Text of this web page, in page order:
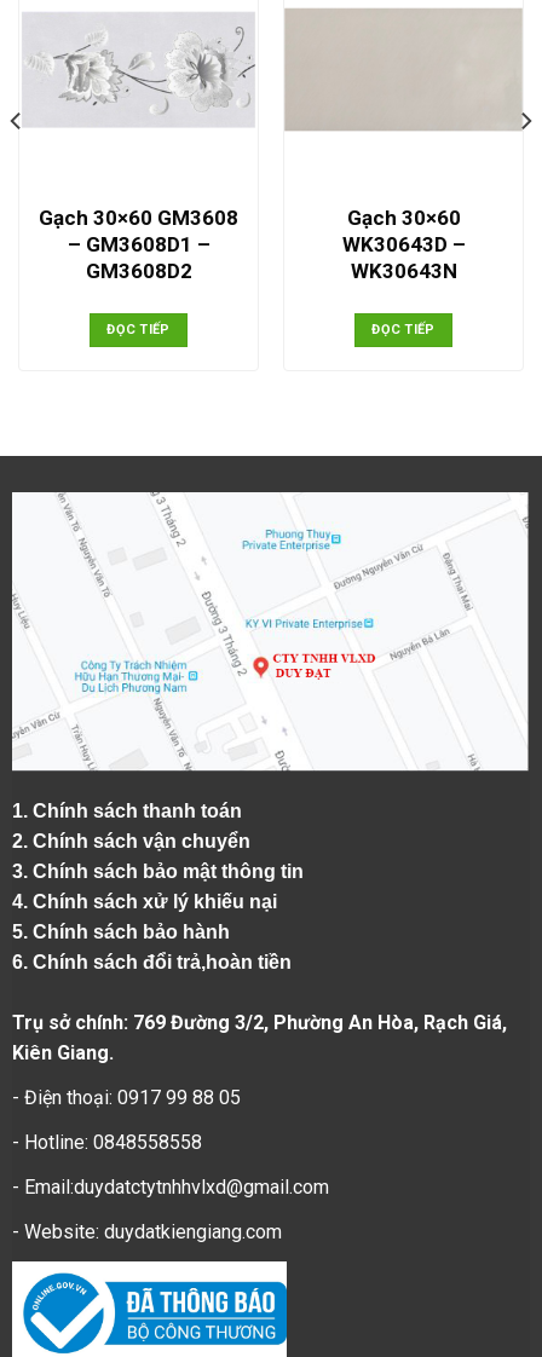
Gạch 30×60 GM3608
– GM3608D1 –
GM3608D2
ĐỌC TIẾP
Gạch 30×60
WK30643D –
WK30643N
ĐỌC TIẾP
1. Chính sách thanh toán
2. Chính sách vận chuyển
3. Chính sách bảo mật thông tin
4. Chính sách xử lý khiếu nại
5. Chính sách bảo hành
6. Chính sách đổi trả,hoàn tiền
Trụ sở chính: 769 Đường 3/2, Phường An Hòa, Rạch Giá,
Kiên Giang.
- Điện thoại: 0917 99 88 05
- Hotline: 0848558558
- Email:duydatctytnhhvlxd@gmail.com
- Website: duydatkiengiang.com